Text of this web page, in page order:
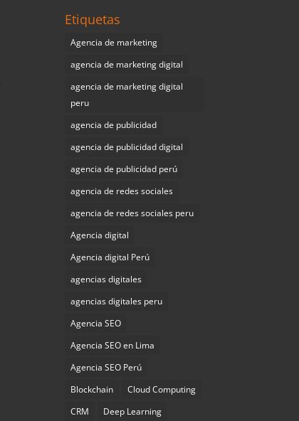
Etiquetas
Agencia de marketing
agencia de marketing digital
agencia de marketing digital
peru
agencia de publicidad
agencia de publicidad digital
agencia de publicidad perú
agencia de redes sociales
agencia de redes sociales peru
Agencia digital
Agencia digital Perú
agencias digitales
agencias digitales peru
Agencia SEO
Agencia SEO en Lima
Agencia SEO Perú
Blockchain
Cloud Computing
CRM
Deep Learning